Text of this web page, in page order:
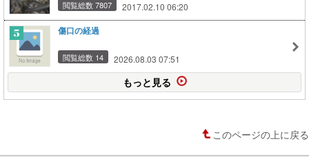
閲覧総数 7807 2017.02.10 06:20
傷口の経過
閲覧総数 14 2026.08.03 07:51
もっと見る
このページの上に戻る